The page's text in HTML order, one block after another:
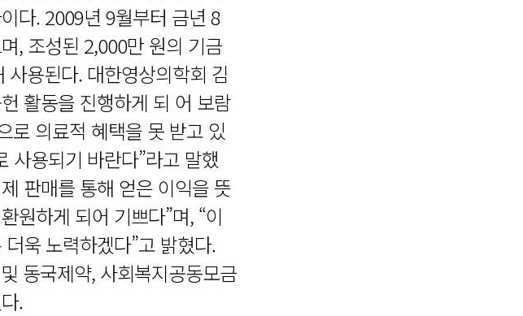
다. 2009년 9월부터 금년 8
, 조성된 2,000만 원의 기금
사용된다. 대한영상의학회 김
활동을 진행하게 되 어 보람
로 의료적 혜택을 못 받고 있
사용되기 바란다”라고 말했
판매를 통해 얻은 이익을 뜻
원하게 되어 기쁘다”며, “이
욱 노력하겠다”고 밝혔다.
동국제약, 사회복지공동모금
.